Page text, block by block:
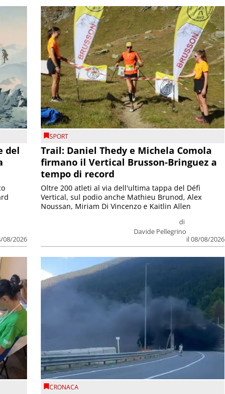
del
08/2026
SPORT
Trail: Daniel Thedy e Michela Comola
firmano il Vertical Brusson-Bringuez a
tempo di record
di
Davide Pellegrino
il 08/08/2026
Oltre 200 atleti al via dell'ultima tappa del Défì
Vertical, sul podio anche Mathieu Brunod, Alex
Noussan, Miriam Di Vincenzo e Kaitlin Allen
CRONACA